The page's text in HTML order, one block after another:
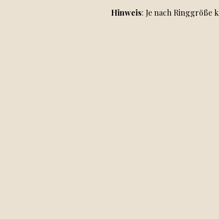
Hinweis: Je nach Ringgröße